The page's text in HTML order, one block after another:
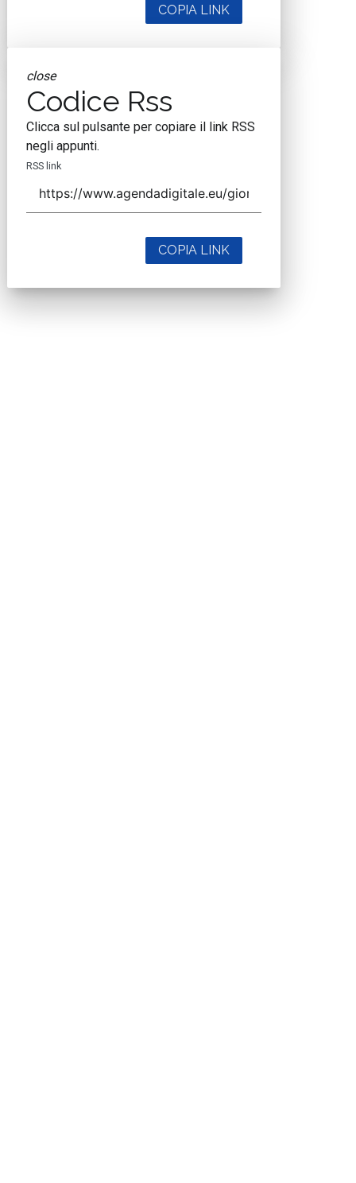
COPIA LINK
close
Codice Rss
Clicca sul pulsante per copiare il link RSS
negli appunti.
RSS link
COPIA LINK